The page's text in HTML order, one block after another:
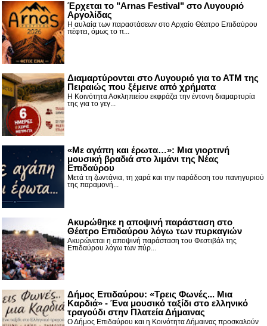
Έρχεται το "Arnas Festival" στο Λυγουριό
Αργολίδας
Η αυλαία των παραστάσεων στο Αρχαίο Θέατρο Επιδαύρου
πέφτει, όμως το π...
Διαμαρτύρονται στο Λυγουριό για το ΑΤΜ της
Πειραιώς που ξέμεινε από χρήματα
Η Κοινότητα Ασκληπιείου εκφράζει την έντονη διαμαρτυρία
της για το γεγ...
«Με αγάπη και έρωτα…»: Μια γιορτινή
μουσική βραδιά στο λιμάνι της Νέας
Επιδαύρου
Μετά τη ζωντάνια, τη χαρά και την παράδοση του πανηγυριού
της παραμονή...
Ακυρώθηκε η αποψινή παράσταση στο
Θέατρο Επιδαύρου λόγω των πυρκαγιών
Ακυρώνεται η αποψινή παράσταση του Φεστιβάλ της
Επιδαύρου λόγω των πύρ...
Δήμος Επιδαύρου: «Τρεις Φωνές... Μια
Καρδιά» - Ένα μουσικό ταξίδι στο ελληνικό
τραγούδι στην Πλατεία Δήμαινας
Ο Δήμος Επιδαύρου και η Κοινότητα Δήμαινας προσκαλούν